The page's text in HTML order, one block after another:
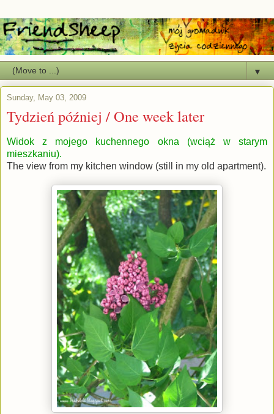
▼
Sunday, May 03, 2009
Tydzień później / One week later
Widok z mojego kuchennego okna (wciąż w starym
mieszkaniu).
The view from my kitchen window (still in my old apartment).